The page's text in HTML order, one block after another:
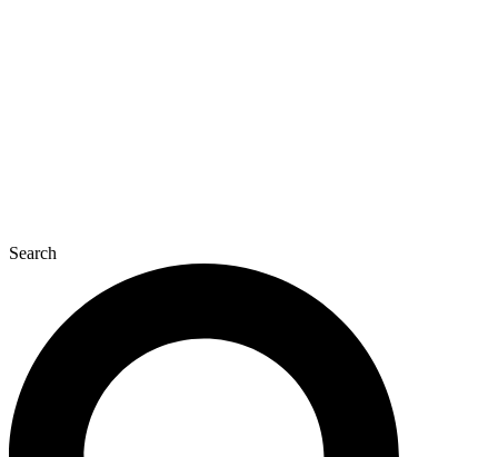
Search